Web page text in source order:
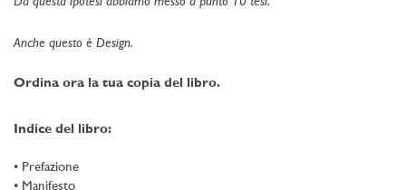
Anche questo è Design.
Ordina ora la tua copia del libro.
Indice del libro:
• Prefazione
• Manifesto